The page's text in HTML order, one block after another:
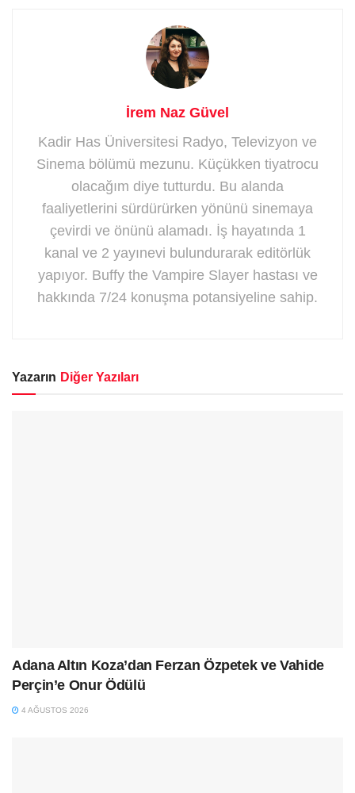
İrem Naz Güvel
Kadir Has Üniversitesi Radyo, Televizyon ve
Sinema bölümü mezunu. Küçükken tiyatrocu
olacağım diye tutturdu. Bu alanda
faaliyetlerini sürdürürken yönünü sinemaya
çevirdi ve önünü alamadı. İş hayatında 1
kanal ve 2 yayınevi bulundurarak editörlük
yapıyor. Buffy the Vampire Slayer hastası ve
hakkında 7/24 konuşma potansiyeline sahip.
Yazarın Diğer Yazıları
Adana Altın Koza’dan Ferzan Özpetek ve Vahide
Perçin’e Onur Ödülü
4 AĞUSTOS 2026